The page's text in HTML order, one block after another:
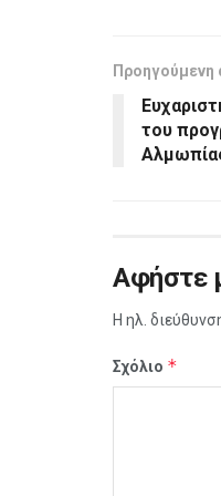
Προηγούμενη
του
Αφήστε
Η ηλ.
Σχόλιο *